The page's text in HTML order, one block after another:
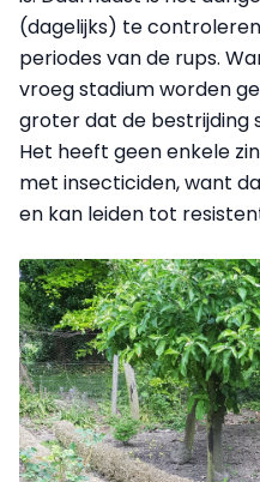
(dagelijks) te
periodes van de rups.
vroeg stadium worden
groter dat de bestrijding
Het heeft geen enkele
met insecticiden, want
en kan leiden tot